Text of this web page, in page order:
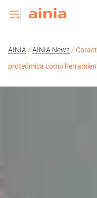
AINIA / AINIA News /
proteómica como